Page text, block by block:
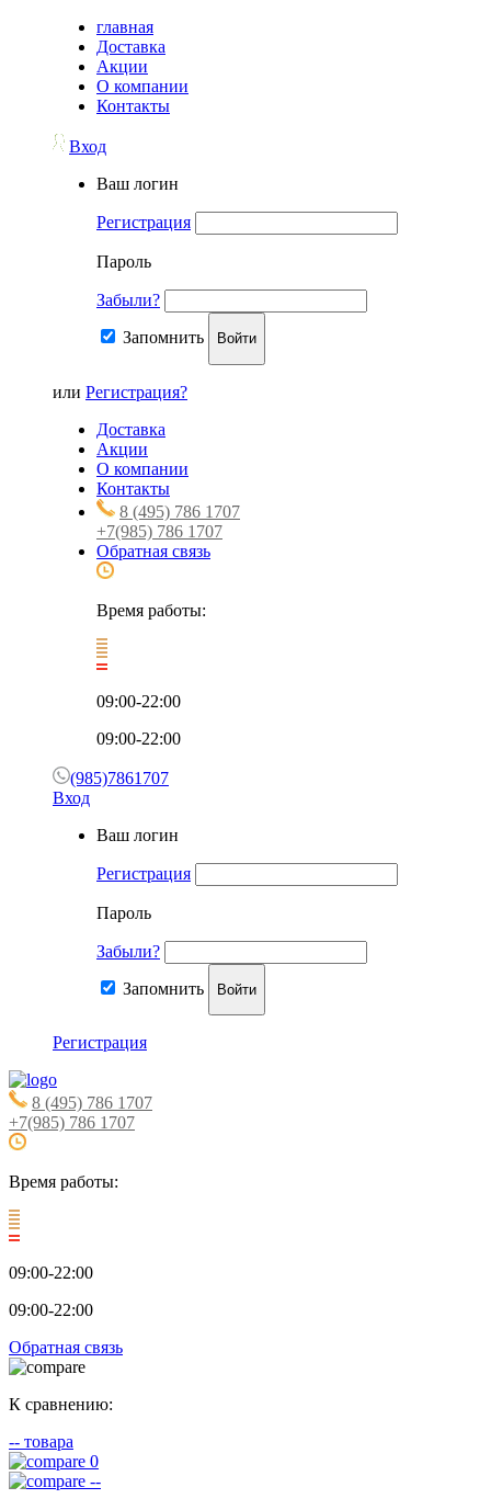
главная
Доставка
Акции
О компании
Контакты
Вход
Ваш логин
Регистрация
Пароль
Забыли?
Запомнить Войти
или Регистрация?
Доставка
Акции
О компании
Контакты
8 (495) 786 1707
+7(985) 786 1707
Обратная связь
Время работы:
09:00-22:00
09:00-22:00
(985)7861707
Вход
Ваш логин
Регистрация
Пароль
Забыли?
Запомнить Войти
Регистрация
8 (495) 786 1707
+7(985) 786 1707
Время работы:
09:00-22:00
09:00-22:00
Обратная связь
К сравнению:
-- товара
0
--